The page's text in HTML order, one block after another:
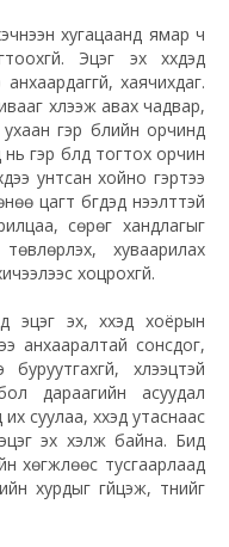
хугацаанд ямар ч
Эцэг эх хүүхдэд
хаячихдаг.
хүлээж авах чадвар,
гэр бүлийн орчинд
нь гэр бүлд тогтох орчин
унтсан хойно гэртээ
цагт бүгдэд нээлттэй
сөрөг хандлагыг
хуваарилах
хоцрохгүй.
эх, хүүхэд хоёрын
анхааралтай сонсдог,
хүлээцтэй
дараагийн асуудал
суулаа, хүүхэд утаснаас
эх хэлж байна. Бид
хөгжлөөс тусгаарлаад
хурдыг гүйцэж, түүнийг